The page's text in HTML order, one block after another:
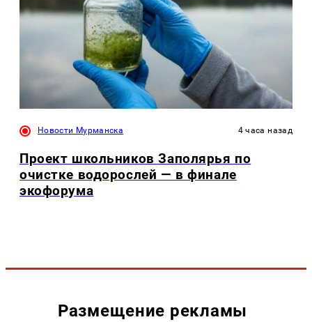
Новости Мурманска 4 часа назад
Проект школьников Заполярья по
очистке водорослей — в финале
экофорума
Размещение рекламы